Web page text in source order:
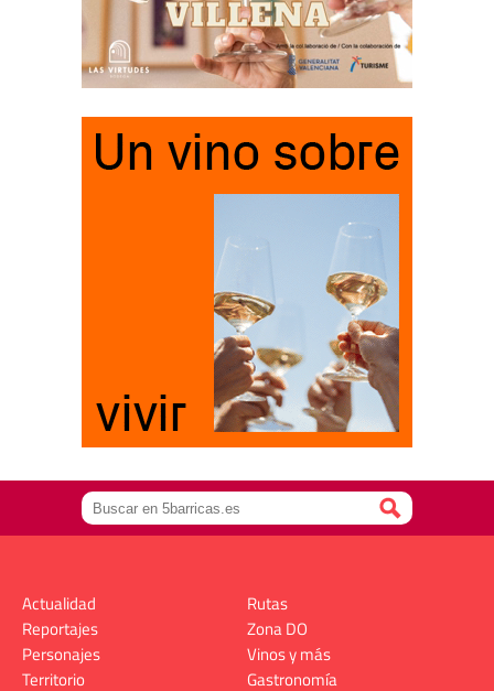
Actualidad
Reportajes
Personajes
Territorio
Rutas
Zona DO
Vinos y más
Gastronomía